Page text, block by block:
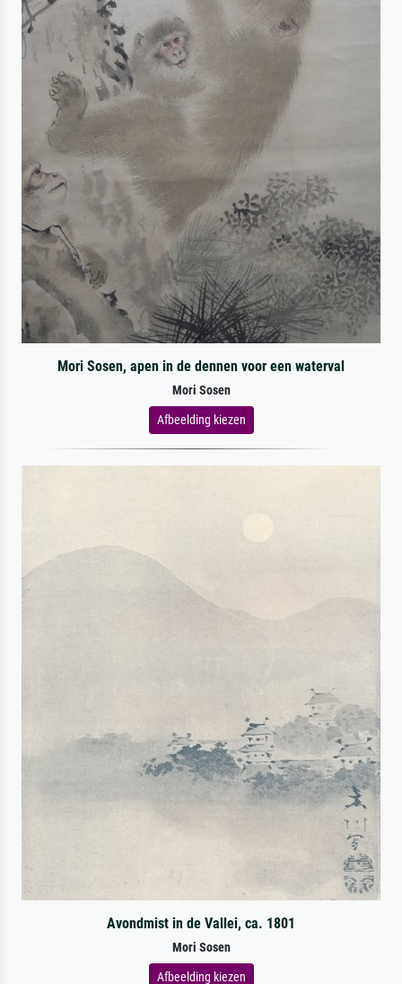
Mori Sosen, apen in de dennen voor een waterval
Mori Sosen
Afbeelding kiezen
Avondmist in de Vallei, ca. 1801
Mori Sosen
Afbeelding kiezen